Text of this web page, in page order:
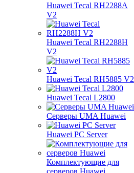
Huawei Tecal RH2288A
V2
Huawei Tecal RH2288H
V2
Huawei Tecal RH5885 V2
Huawei Tecal L2800
Серверы UMA Huawei
Huawei PC Server
Комплектующие для
серверов Huawei